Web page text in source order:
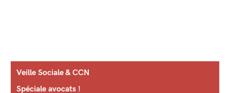
Veille Sociale & CCN
Spéciale avocats !